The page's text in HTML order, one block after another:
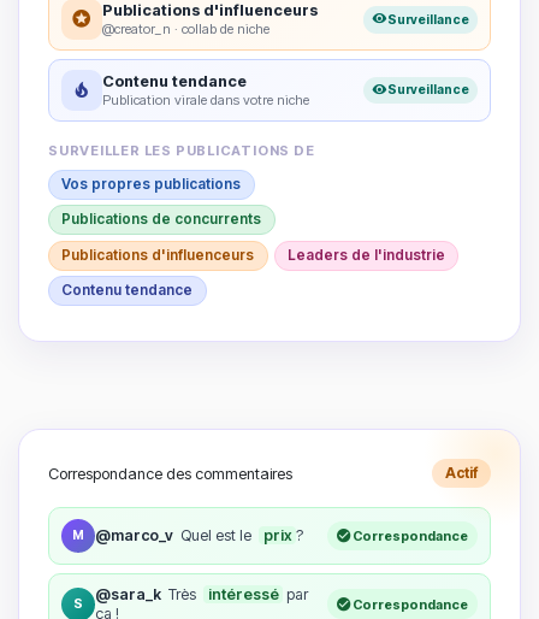
Publications d'influenceurs
@creator_n · collab de niche
Surveillance
Contenu tendance
Publication virale dans votre niche
Surveillance
SURVEILLER LES PUBLICATIONS DE
Vos propres publications
Publications de concurrents
Publications d'influenceurs Leaders de l'industrie
Contenu tendance
Correspondance des commentaires Actif
M @marco_v Quel est le prix ? Correspondance
S
@sara_kTrès intéressé par
ça !
Correspondance